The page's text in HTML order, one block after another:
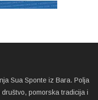
Sua Sponte iz Bara. Polja
pomorska tradicija i